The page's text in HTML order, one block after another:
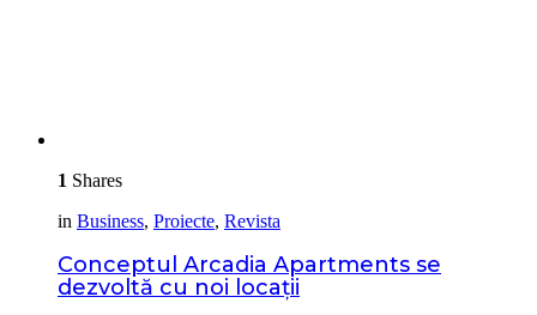
1 Shares
in Business, Proiecte, Revista
Conceptul Arcadia Apartments se
dezvoltă cu noi locații